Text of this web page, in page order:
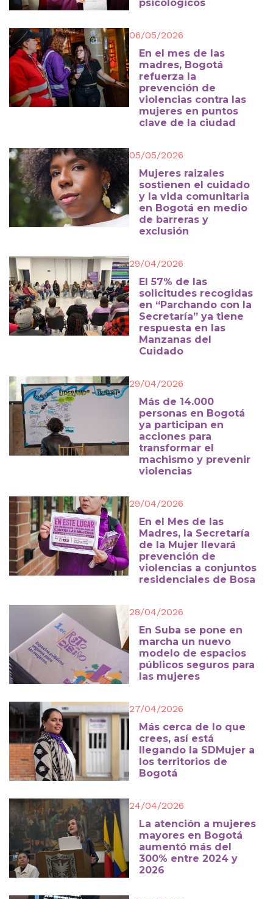
psicológicos
06/05/2026
En el mes de las
madres, Bogotá
refuerza la
prevención de
violencias contra las
mujeres en puntos
clave de la ciudad
05/05/2026
Mujeres raizales
sostienen el cuidado
y la vida comunitaria
en Bogotá en medio
de barreras y
exclusión
29/04/2026
El 57% de las
solicitudes recogidas
en “Parchando con la
Secretaría” ya tiene
respuesta en las
Manzanas del
Cuidado
29/04/2026
Más de 14.000
personas en Bogotá
ya participan en
acciones para
transformar el
machismo y prevenir
violencias
29/04/2026
En el Mes de las
Madres, la Secretaría
de la Mujer llevará
prevención de
violencias a conjuntos
residenciales de Bosa
28/04/2026
En Suba se pone en
marcha un nuevo
modelo de espacios
públicos seguros para
las mujeres
27/04/2026
Más cerca de lo que
crees, así está
llegando la SDMujer a
los territorios de
Bogotá
24/04/2026
La atención a mujeres
mayores en Bogotá
aumentó más del
300% entre 2024 y
2026